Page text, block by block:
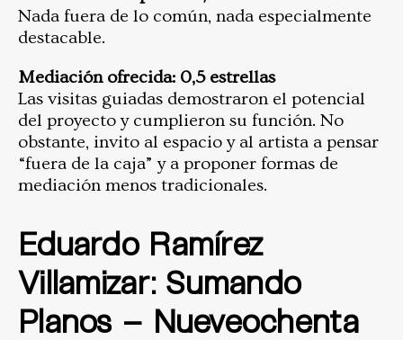
Nada fuera de lo común, nada especialmente
destacable.
Mediación ofrecida: 0,5 estrellas
Las visitas guiadas demostraron el potencial
del proyecto y cumplieron su función. No
obstante, invito al espacio y al artista a pensar
“fuera de la caja” y a proponer formas de
mediación menos tradicionales.
Eduardo Ramírez
Villamizar: Sumando
Planos – Nueveochenta